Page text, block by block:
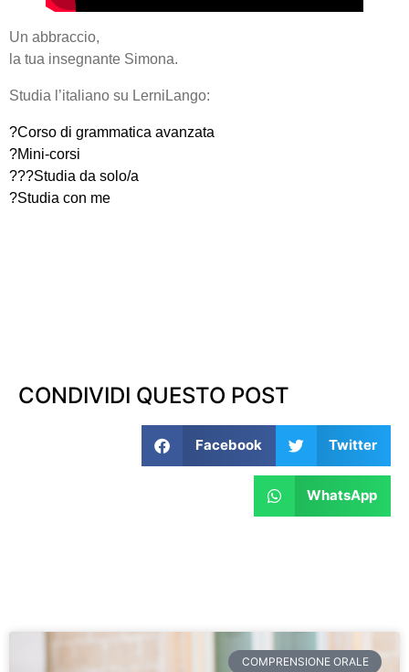
Un abbraccio,
la tua insegnante Simona.
Studia l’italiano su LerniLango:
?Corso di grammatica avanzata
?Mini-corsi
??‍?Studia da solo/a
?Studia con me
CONDIVIDI QUESTO POST
Facebook Twitter
WhatsApp
COMPRENSIONE ORALE